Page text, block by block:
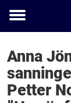
Toggle
Anna
Petter